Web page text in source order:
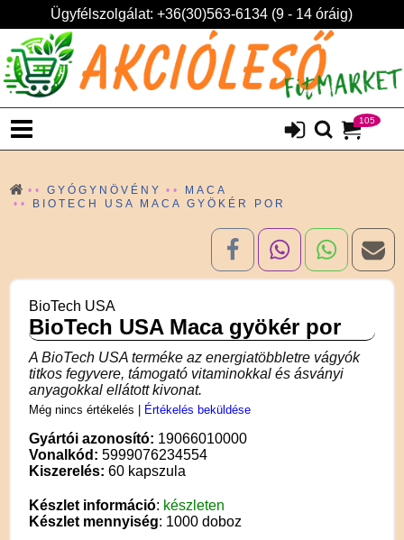
Ügyfélszolgálat: +36(30)563-6134 (9 - 14 óráig)
105
GYÓGYNÖVÉNY
MACA
BIOTECH USA MACA GYÖKÉR POR
BioTech USA
BioTech USA Maca gyökér por
A BioTech USA terméke az energiatöbbletre vágyók
titkos fegyvere, támogató vitaminokkal és ásványi
anyagokkal ellátott kivonat.
Még nincs értékelés Értékelés beküldése
Gyártói azonosító: 19066010000
Vonalkód: 5999076234554
Kiszerelés: 60 kapszula
Készlet információ: készleten
Készlet mennyiség: 1000 doboz